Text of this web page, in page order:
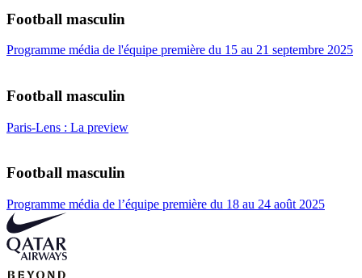
Football masculin
Programme média de l'équipe première du 15 au 21 septembre 2025
Football masculin
Paris-Lens : La preview
Football masculin
Programme média de l’équipe première du 18 au 24 août 2025